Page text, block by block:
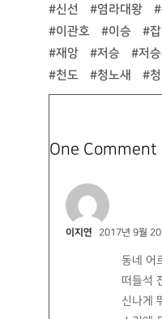
남아있습니다. 하지만
문화를 살펴본다면 상
있을 것입니다.”
인터뷰_ 이관호 | 국립
더 알아보기